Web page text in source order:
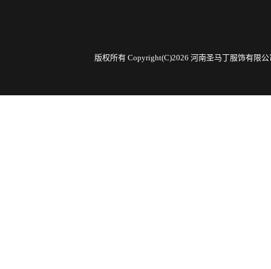
版权所有 Copyright(C)2026 河南圣马丁服饰有限